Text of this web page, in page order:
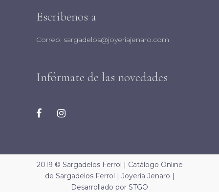
Escríbenos a
Correo: sargadelos@joyeriajenaro.com
Infórmate de las novedades
2019 © Sargadelos Ferrol | Catálogo Online
de Sargadelos Ferrol | Joyería Jenaro |
Desarrollado por STGO